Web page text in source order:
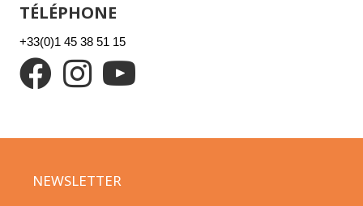
TÉLÉPHONE
+33(0)1 45 38 51 15
NEWSLETTER